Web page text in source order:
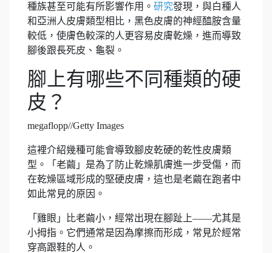
種族甚至可能有所影響作用。 研究發現，與白種人
和亞洲人皮膚類型相比，黑色皮膚的神經醯胺含量
較低，使膚色較深的人更容易皮膚乾燥，進而導致
腳後跟長死皮、龜裂。
腳上有哪些不同種類的硬
皮？
megaflopp//Getty Images
這裡介紹幾種可能會導致腳皮乾硬的乾性皮膚類
型。「老繭」是為了防止乾燥肌膚進一步受傷，而
在乾燥區域形成的堅硬皮膚，這也是老繭在跑者中
如此常見的原因。
「雞眼」比老繭小，經常出現在腳趾上——尤其是
小拇指。它們通常是因為摩擦而形成，常見於經常
穿高跟鞋的人。